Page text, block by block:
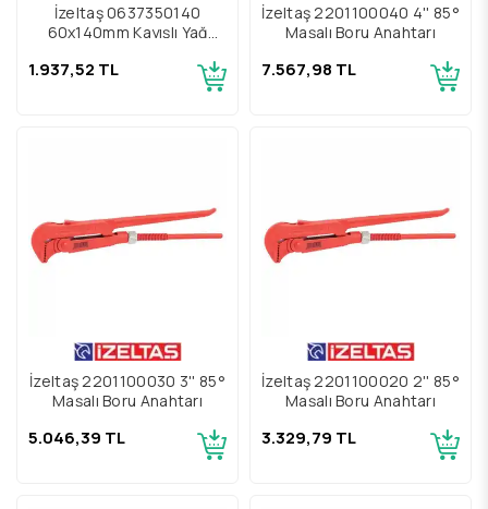
İzeltaş 0637350140
60x140mm Kayışlı Yağ
1.937,52 TL
İzeltaş 2201100040 4'' 85°
Maşalı Boru Anahtarı
7.567,98 TL
İzeltaş 2201100030 3'' 85°
Maşalı Boru Anahtarı
5.046,39 TL
İzeltaş 2201100020 2'' 85°
Maşalı Boru Anahtarı
3.329,79 TL